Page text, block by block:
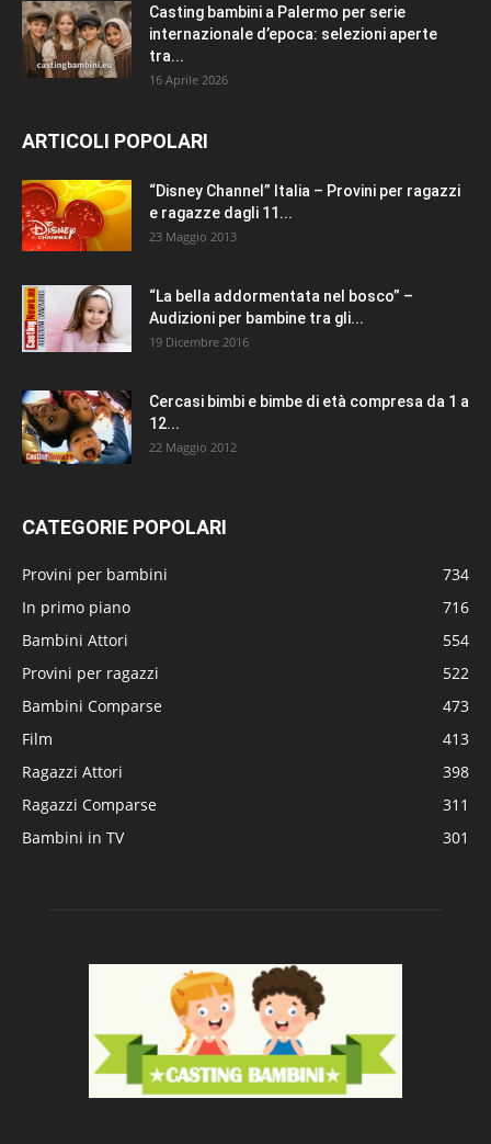
Casting bambini a Palermo per serie
internazionale d’epoca: selezioni aperte
tra...
16 Aprile 2026
ARTICOLI POPOLARI
“Disney Channel” Italia – Provini per ragazzi
e ragazze dagli 11...
23 Maggio 2013
“La bella addormentata nel bosco” –
Audizioni per bambine tra gli...
19 Dicembre 2016
Cercasi bimbi e bimbe di età compresa da 1 a
12...
22 Maggio 2012
CATEGORIE POPOLARI
Provini per bambini
734
In primo piano
716
Bambini Attori
554
Provini per ragazzi
522
Bambini Comparse
473
Film
413
Ragazzi Attori
398
Ragazzi Comparse
311
Bambini in TV
301